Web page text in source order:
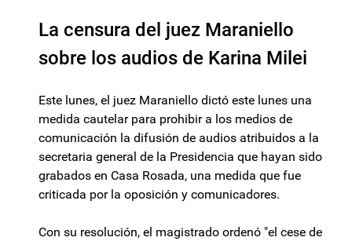
La censura del juez Maraniello
sobre los audios de Karina Milei
Este lunes, el juez Maraniello dictó este lunes una
medida cautelar para prohibir a los medios de
comunicación la difusión de audios atribuidos a la
secretaria general de la Presidencia que hayan sido
grabados en Casa Rosada, una medida que fue
criticada por la oposición y comunicadores.
Con su resolución, el magistrado ordenó "el cese de